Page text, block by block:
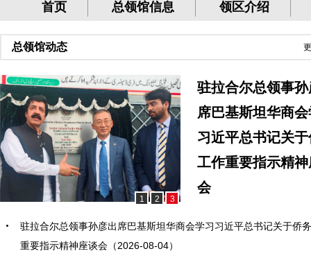
首页 总领馆信息 领区介绍
总领馆动态
1 2 3
驻拉合尔总领事
席巴基斯坦华商
习近平总书记关
工作重要指示精
会
驻拉合尔总领事孙彦出席巴基斯坦华商会学习习近平总书记关于侨
重要指示精神座谈会（2026-08-04）